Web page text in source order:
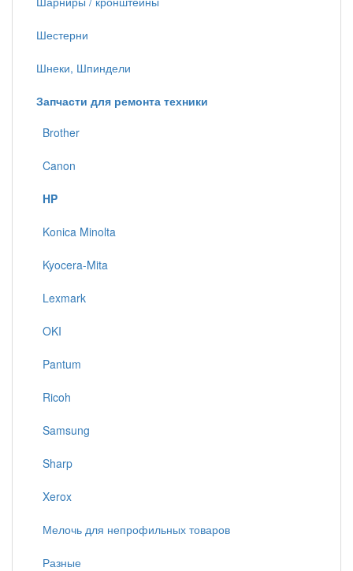
Шестерни
Шнеки, Шпиндели
Запчасти для ремонта техники
Brother
Canon
HP
Konica Minolta
Kyocera-Mita
Lexmark
OKI
Pantum
Ricoh
Samsung
Sharp
Xerox
Мелочь для непрофильных товаров
Разные